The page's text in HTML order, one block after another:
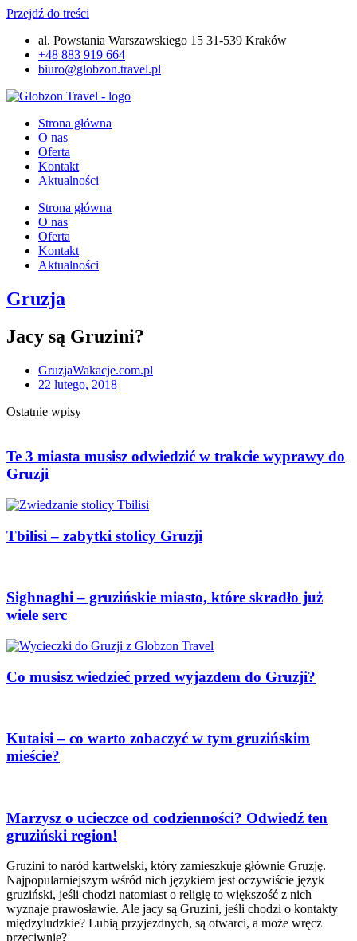
Przejdź do treści
al. Powstania Warszawskiego 15 31-539 Kraków
+48 883 919 664
biuro@globzon.travel.pl
Strona główna
O nas
Oferta
Kontakt
Aktualności
Strona główna
O nas
Oferta
Kontakt
Aktualności
Gruzja
Jacy są Gruzini?
GruzjaWakacje.com.pl
22 lutego, 2018
Ostatnie wpisy
Te 3 miasta musisz odwiedzić w trakcie wyprawy do
Gruzji
Tbilisi – zabytki stolicy Gruzji
Sighnaghi – gruzińskie miasto, które skradło już
wiele serc
Co musisz wiedzieć przed wyjazdem do Gruzji?
Kutaisi – co warto zobaczyć w tym gruzińskim
mieście?
Marzysz o ucieczce od codzienności? Odwiedź ten
gruziński region!
Gruzini to naród kartwelski, który zamieszkuje głównie Gruzję.
Najpopularniejszym wśród nich językiem jest oczywiście język
gruziński, jeśli chodzi natomiast o religię to większość z nich
wyznaje prawosławie. Ale jacy są Gruzini, jeśli chodzi o kontakty
międzyludzkie? Lubią przyjezdnych, są otwarci, a może wręcz
przeciwnie?